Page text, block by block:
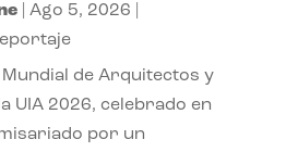
| Ago 5, 2026
de Arquitectos y
UIA 2026, celebrado en
por un